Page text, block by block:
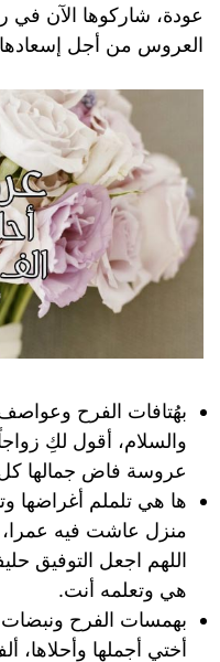
عودة، شاركوها الآن في
العروس من أجل
بهُتافات الفرح
والسلام، أقول لكِ
عروسة فاض جمالها كل
ها هي تلملم أغراضها
منزل عاشت فيه عمرا،
اللهم اجعل التوفيق
هي وتعلمه أنت.
بهمسات الفرح ونبضات
أختي أجملها وأحلاها،